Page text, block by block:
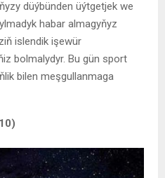
düýbünden üýtgetjek we
habar almagyňyz
islendik işewür
bolmalydyr. Bu gün sport
bilen meşgullanmaga